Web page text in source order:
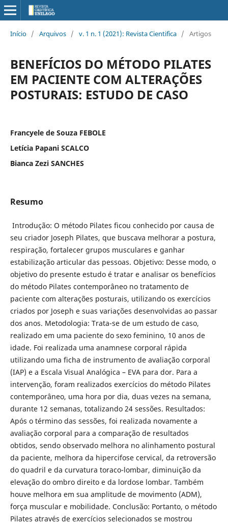
Início / Arquivos / v. 1 n. 1 (2021): Revista Cientifica / Artigos
BENEFÍCIOS DO MÉTODO PILATES
EM PACIENTE COM ALTERAÇÕES
POSTURAIS: ESTUDO DE CASO
Francyele de Souza FEBOLE
Letícia Papani SCALCO
Bianca Zezi SANCHES
Resumo
Introdução: O método Pilates ficou conhecido por causa de
seu criador Joseph Pilates, que buscava melhorar a postura,
respiração, fortalecer grupos musculares e ganhar
estabilização articular das pessoas. Objetivo: Desse modo, o
objetivo do presente estudo é tratar e analisar os benefícios
do método Pilates contemporâneo no tratamento de
paciente com alterações posturais, utilizando os exercícios
criados por Joseph e suas variações desenvolvidas ao passar
dos anos. Metodologia: Trata-se de um estudo de caso,
realizado em uma paciente do sexo feminino, 10 anos de
idade. Foi realizada uma anamnese corporal rápida
utilizando uma ficha de instrumento de avaliação corporal
(IAP) e a Escala Visual Analógica – EVA para dor. Para a
intervenção, foram realizados exercícios do método Pilates
contemporâneo, uma hora por dia, duas vezes na semana,
durante 12 semanas, totalizando 24 sessões. Resultados:
Após o término das sessões, foi realizada novamente a
avaliação corporal para a comparação de resultados
obtidos, sendo observado melhora no alinhamento postural
da paciente, melhora da hipercifose cervical, da retroversão
do quadril e da curvatura toraco-lombar, diminuição da
elevação do ombro direito e da lordose lombar. Também
houve melhora em sua amplitude de movimento (ADM),
força muscular e mobilidade. Conclusão: Portanto, o método
Pilates através de exercícios selecionados se mostrou